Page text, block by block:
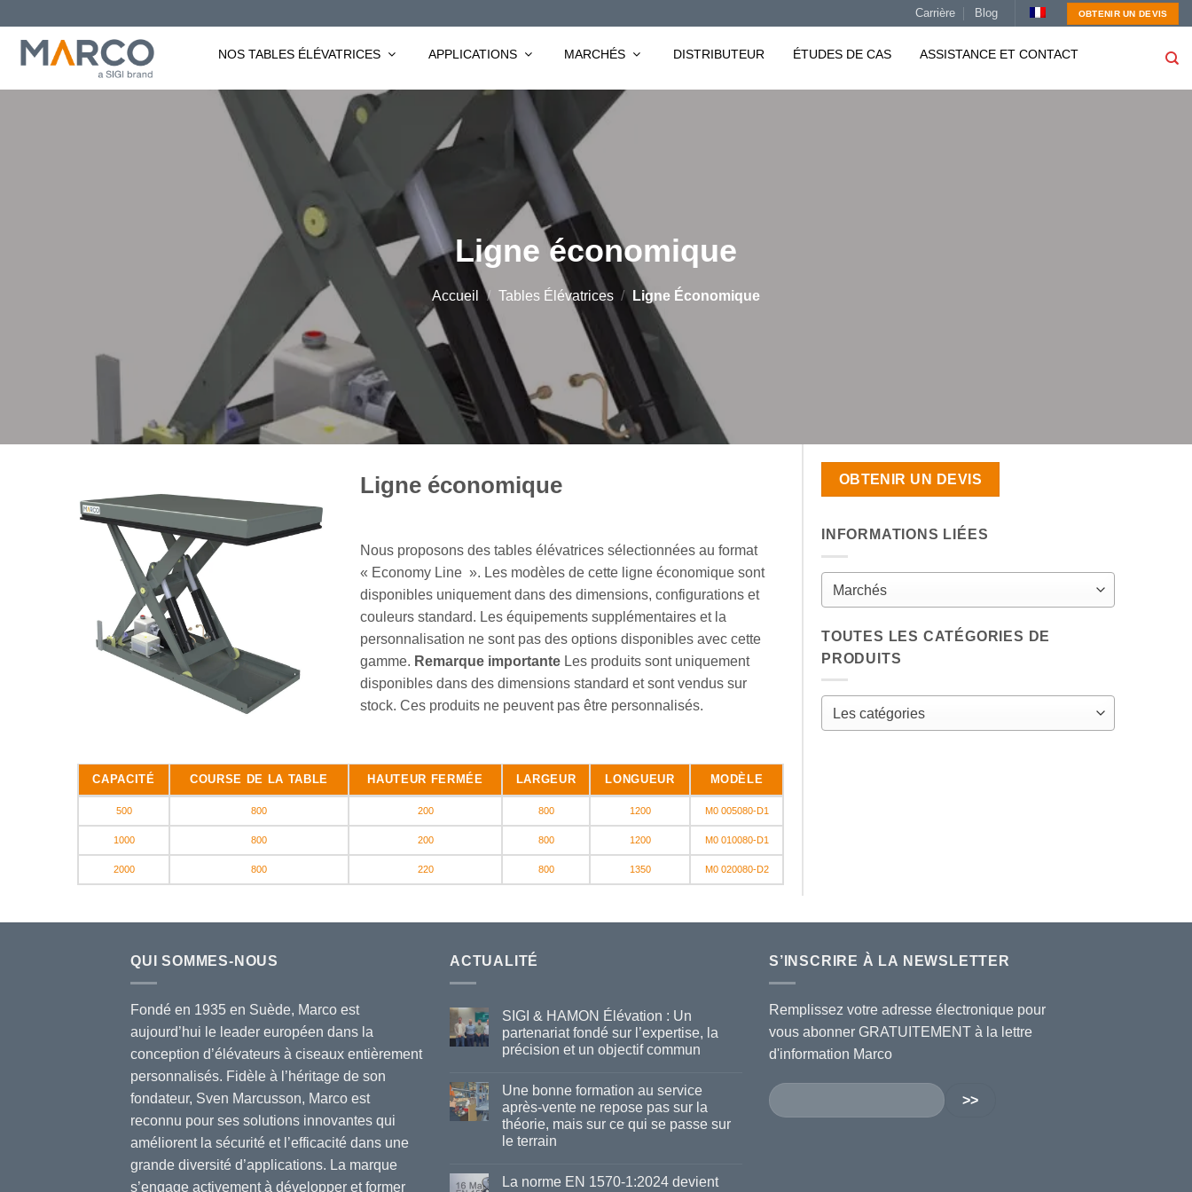
contenu
Carrière Blog OBTENIR UN DEVIS
NOS TABLES ÉLÉVATRICES APPLICATIONS MARCHÉS DISTRIBUTEUR ÉTUDES DE CAS ASSISTANCE ET CONTACT
Ligne économique
Accueil / Tables Élévatrices / Ligne Économique
Ligne économique
Nous proposons des tables élévatrices sélectionnées au format
« Economy Line ». Les modèles de cette ligne économique sont
disponibles uniquement dans des dimensions, configurations et
couleurs standard. Les équipements supplémentaires et la
personnalisation ne sont pas des options disponibles avec cette
gamme. Remarque importanteLes produits sont uniquement
disponibles dans des dimensions standard et sont vendus sur
stock. Ces produits ne peuvent pas être personnalisés.
CAPACITÉ COURSE DE LA TABLE HAUTEUR FERMÉE LARGEUR LONGUEUR MODÈLE
500 800 200 800 1200 M0 005080-D1
1000 800 200 800 1200 M0 010080-D1
2000 800 220 800 1350 M0 020080-D2
OBTENIR UN DEVIS
INFORMATIONS LIÉES
Marchés
TOUTES LES CATÉGORIES DE
PRODUITS
Les catégories
QUI SOMMES-NOUS
Fondé en 1935 en Suède, Marco est
aujourd’hui le leader européen dans la
conception d’élévateurs à ciseaux entièrement
personnalisés. Fidèle à l’héritage de son
fondateur, Sven Marcusson, Marco est
reconnu pour ses solutions innovantes qui
améliorent la sécurité et l’efficacité dans une
grande diversité d’applications. La marque
s’engage activement à développer et former
ACTUALITÉ
SIGI & HAMON Élévation : Un
partenariat fondé sur l’expertise, la
précision et un objectif commun
Une bonne formation au service
après-vente ne repose pas sur la
théorie, mais sur ce qui se passe sur
le terrain
La norme EN 1570-1:2024 devient
S’INSCRIRE À LA NEWSLETTER
Remplissez votre adresse électronique pour
vous abonner GRATUITEMENT à la lettre
d'information Marco